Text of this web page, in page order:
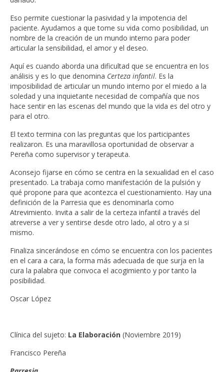
Eso permite cuestionar la pasividad y la impotencia del
paciente. Ayudamos a que tome su vida como posibilidad, un
nombre de la creación de un mundo interno para poder
articular la sensibilidad, el amor y el deseo.
Aquí es cuando aborda una dificultad que se encuentra en los
análisis y es lo que denomina Certeza infantil. Es la
imposibilidad de articular un mundo interno por el miedo a la
soledad y una inquietante necesidad de compañía que nos
hace sentir en las escenas del mundo que la vida es del otro y
para el otro.
El texto termina con las preguntas que los participantes
realizaron. Es una maravillosa oportunidad de observar a
Pereña como supervisor y terapeuta.
Aconsejo fijarse en cómo se centra en la sexualidad en el caso
presentado. La trabaja como manifestación de la pulsión y
qué propone para que acontezca el cuestionamiento. Hay una
definición de la Parresia que es denominarla como
Atrevimiento. Invita a salir de la certeza infantil a través del
atreverse a ver y sentirse desde otro lado, al otro y a si
mismo.
Finaliza sincerándose en cómo se encuentra con los pacientes
en el cara a cara, la forma más adecuada de que surja en la
cura la palabra que convoca el acogimiento y por tanto la
posibilidad.
Oscar López
Clínica del sujeto: La Elaboración (Noviembre 2019)
Francisco Pereña